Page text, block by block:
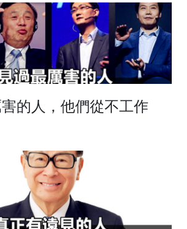
的人，他們從不工作